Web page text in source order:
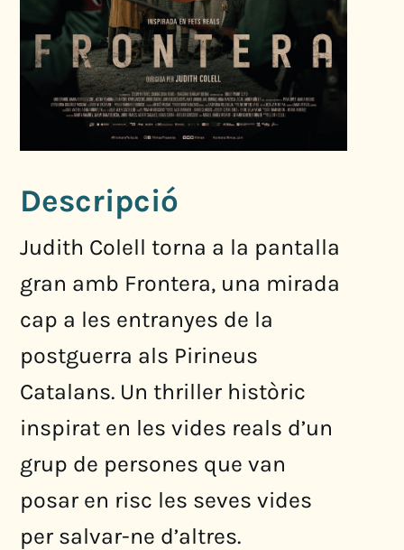
Descripció
Judith Colell torna a la pantalla
gran amb Frontera, una mirada
cap a les entranyes de la
postguerra als Pirineus
Catalans. Un thriller històric
inspirat en les vides reals d’un
grup de persones que van
posar en risc les seves vides
per salvar-ne d’altres.